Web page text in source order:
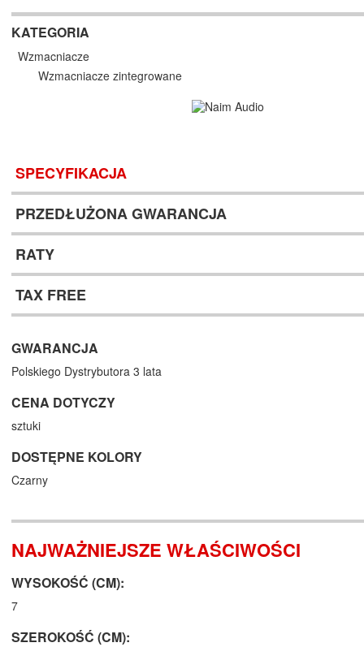
KATEGORIA
Wzmacniacze
Wzmacniacze zintegrowane
SPECYFIKACJA
PRZEDŁUŻONA GWARANCJA
RATY
TAX FREE
GWARANCJA
Polskiego Dystrybutora 3 lata
CENA DOTYCZY
sztuki
DOSTĘPNE KOLORY
Czarny
NAJWAŻNIEJSZE WŁAŚCIWOŚCI
WYSOKOŚĆ (CM):
7
SZEROKOŚĆ (CM):